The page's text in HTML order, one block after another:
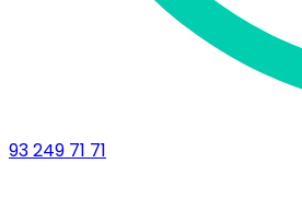
93 249 71 71